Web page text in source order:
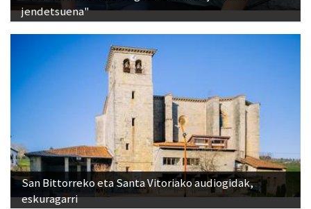
jendetsuena"
San Bittorreko eta Santa Vitoriako audiogidak,
eskuragarri